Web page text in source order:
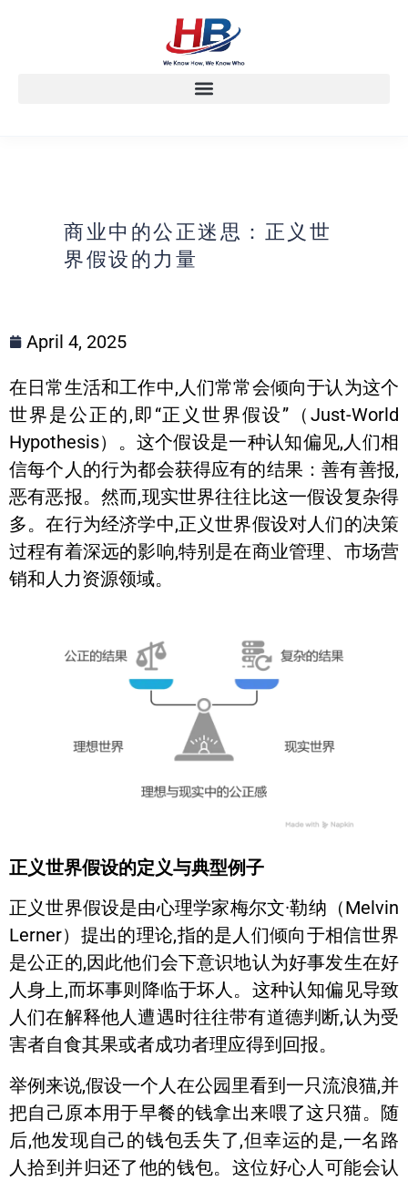
商业中的公正迷思：正义世
界假设的力量
April 4, 2025
在日常生活和工作中,人们常常会倾向于认为这个
世界是公正的,即“正义世界假设”（Just-World
Hypothesis）。这个假设是一种认知偏见,人们相
信每个人的行为都会获得应有的结果：善有善报,
恶有恶报。然而,现实世界往往比这一假设复杂得
多。在行为经济学中,正义世界假设对人们的决策
过程有着深远的影响,特别是在商业管理、市场营
销和人力资源领域。
正义世界假设的定义与典型例子
正义世界假设是由心理学家梅尔文·勒纳（Melvin
Lerner）提出的理论,指的是人们倾向于相信世界
是公正的,因此他们会下意识地认为好事发生在好
人身上,而坏事则降临于坏人。这种认知偏见导致
人们在解释他人遭遇时往往带有道德判断,认为受
害者自食其果或者成功者理应得到回报。
举例来说,假设一个人在公园里看到一只流浪猫,并
把自己原本用于早餐的钱拿出来喂了这只猫。随
后,他发现自己的钱包丢失了,但幸运的是,一名路
人拾到并归还了他的钱包。这位好心人可能会认